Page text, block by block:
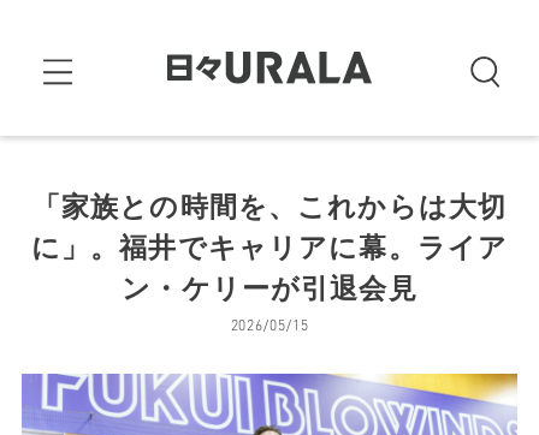
「家族との時間を、これからは大切
に」。福井でキャリアに幕。ライア
ン・ケリーが引退会見
2026/05/15